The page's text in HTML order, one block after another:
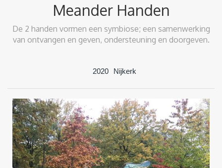
Meander Handen
De 2 handen vormen een symbiose; een samenwerking
van ontvangen en geven, ondersteuning en doorgeven.
2020 Nijkerk